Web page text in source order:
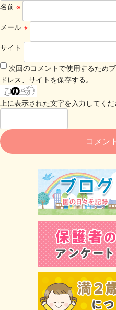
名前 ※
メール ※
サイト
次回のコメントで使用するため
ドレス、サイトを保存する。
上に表示された文字を入力してくだ